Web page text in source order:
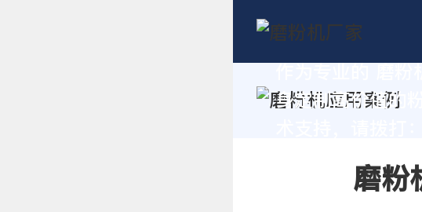
身定制高价值的
磨粉